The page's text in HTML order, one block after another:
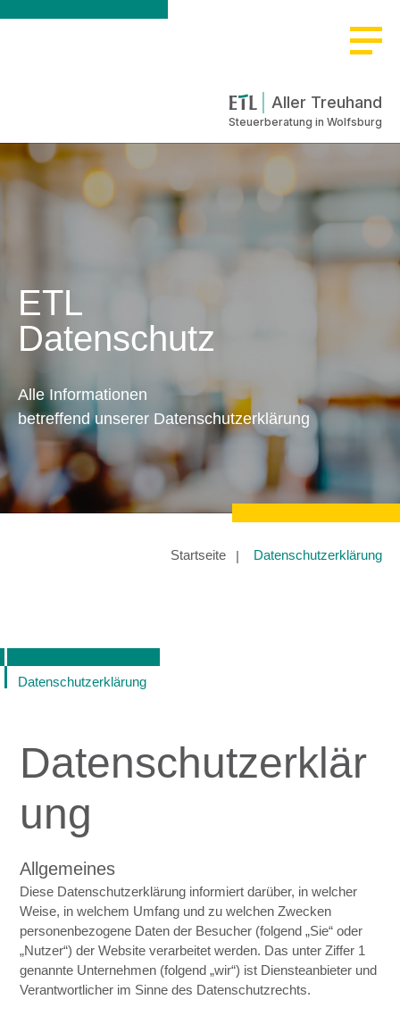
Aller Treuhand
Steuerberatung in Wolfsburg
ETL
Datenschutz
Alle Informationen
betreffend unserer Datenschutzerklärung
Startseite Datenschutzerklärung
Datenschutzerklärung
Datenschutzerklär
ung
Allgemeines
Diese Datenschutzerklärung informiert darüber, in welcher
Weise, in welchem Umfang und zu welchen Zwecken
personenbezogene Daten der Besucher (folgend „Sie“ oder
„Nutzer“) der Website verarbeitet werden. Das unter Ziffer 1
genannte Unternehmen (folgend „wir“) ist Diensteanbieter und
Verantwortlicher im Sinne des Datenschutzrechts.